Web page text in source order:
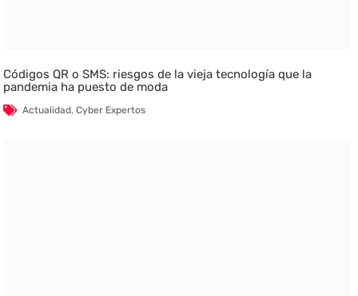
Códigos QR o SMS: riesgos de la vieja tecnología que la
pandemia ha puesto de moda
Actualidad,Cyber Expertos